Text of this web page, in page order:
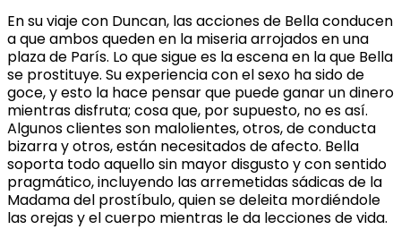
En su viaje con Duncan, las acciones de Bella conducen
a que ambos queden en la miseria arrojados en una
plaza de París. Lo que sigue es la escena en la que Bella
se prostituye. Su experiencia con el sexo ha sido de
goce, y esto la hace pensar que puede ganar un dinero
mientras disfruta; cosa que, por supuesto, no es así.
Algunos clientes son malolientes, otros, de conducta
bizarra y otros, están necesitados de afecto. Bella
soporta todo aquello sin mayor disgusto y con sentido
pragmático, incluyendo las arremetidas sádicas de la
Madama del prostíbulo, quien se deleita mordiéndole
las orejas y el cuerpo mientras le da lecciones de vida.